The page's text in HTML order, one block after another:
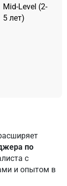
Mid-Level (2-
5 лет)
по
с
и опытом в